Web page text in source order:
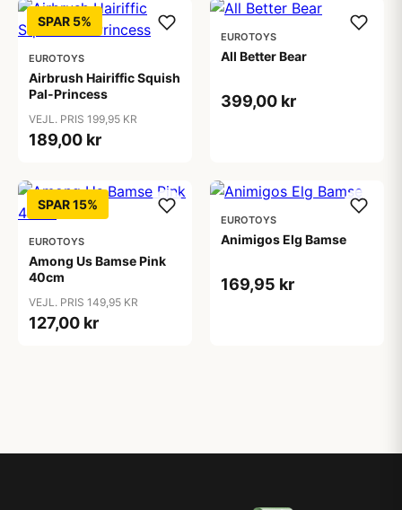
SPAR 5%
EUROTOYS
Airbrush Hairiffic Squish
Pal-Princess
VEJL. PRIS 199,95 KR
189,00 kr
EUROTOYS
All Better Bear
399,00 kr
SPAR 15%
EUROTOYS
Among Us Bamse Pink
40cm
VEJL. PRIS 149,95 KR
127,00 kr
EUROTOYS
Animigos Elg Bamse
169,95 kr